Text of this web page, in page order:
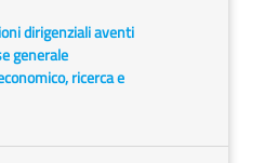
dirigenziali aventi
generale
ricerca e